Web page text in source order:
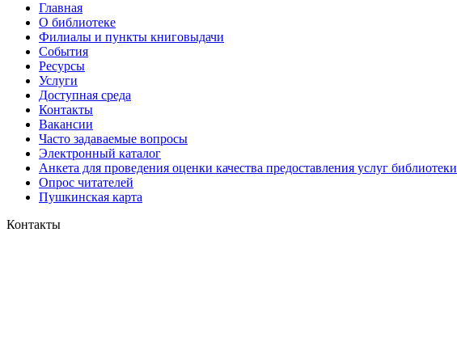
Главная
О библиотеке
Филиалы и пункты книговыдачи
События
Ресурсы
Услуги
Доступная среда
Контакты
Вакансии
Часто задаваемые вопросы
Электронный каталог
Анкета для проведения оценки качества предоставления услуг библиотеки
Опрос читателей
Пушкинская карта
Контакты